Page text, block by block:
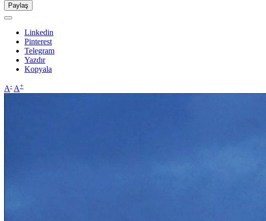
Paylaş
Linkedin
Pinterest
Telegram
Yazdır
Kopyala
A- A+